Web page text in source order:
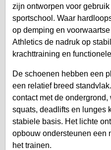
zijn ontworpen voor
sportschool. Waar
op demping en
Athletics de nadruk op
krachttraining en
De schoenen hebben een
een relatief breed
contact met de
squats, deadlifts en lunges
stabiele basis. Het lichte
opbouw ondersteunen een
het trainen.